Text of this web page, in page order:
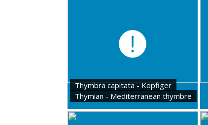
Thymbra capitata - Kopfiger
Thymian - Mediterranean thymbre